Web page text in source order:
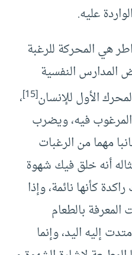
عليه.
هي المحركة للرغبة
المدارس النفسية
الأول للإنسان[15]
،
المرغوب فيه، ويضرب
مهما من الرغبات
أنه خلق فيك شهوة
كأنها نائمة، وإذا
بالطعام
إليه اليد، وإنما